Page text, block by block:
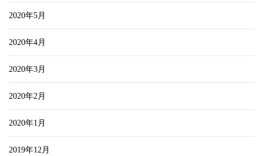
2020年5月
2020年4月
2020年3月
2020年2月
2020年1月
2019年12月